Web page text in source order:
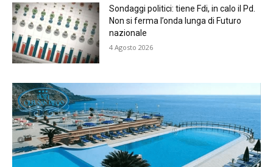
Sondaggi politici: tiene Fdi, in calo il Pd.
Non si ferma l’onda lunga di Futuro
nazionale
4 Agosto 2026